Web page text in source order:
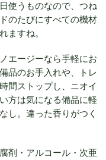
使うものなので、つね
のたびにすべての機材
ますね。
エージーなら手軽にお
品のお手入れや、トレ
間ストップし、ニオイ
方は気になる備品に軽
し。違った香りがつく
剤・アルコール・次亜